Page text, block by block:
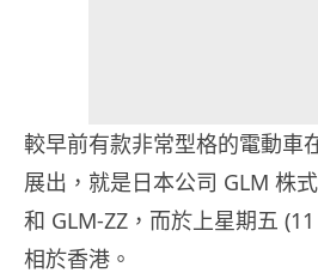
較早前有款非常型格的電動車
展出，就是日本公司 GLM 株
和 GLM-ZZ，而於上星期五
相於香港。